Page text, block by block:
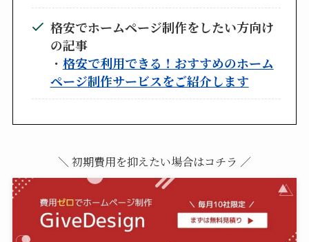
格安でホームページ制作をしたい方向け
の記事
・ 格安で利用できる！おすすめのホーム
ページ制作サービスをご紹介します
＼ 初期費用を抑えたい場合はコチラ ／